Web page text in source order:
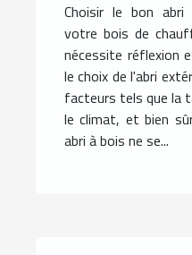
Choisir le bon
votre bois de
nécessite réflexion
le choix de l'abri
facteurs tels que la
le climat, et bien
abri à bois ne se...